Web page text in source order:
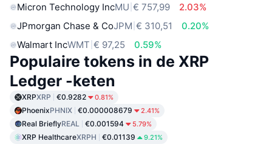
Micron Technology IncMU € 757,99
2.03%
JPmorgan Chase & CoJPM € 310,51
0.20%
Walmart IncWMT € 97,25 0.59%
Populaire tokens in de XRP
Ledger -keten
XRPXRP €0.9282 0.81%
PhoenixPHNIX €0.000008679 2.41%
Real BrieflyREAL €0.001594 5.79%
XRP HealthcareXRPH €0.01139 9.21%